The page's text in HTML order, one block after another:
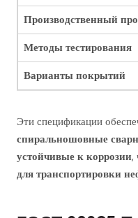
Производственный
Методы тестирования
Варианты покрытий
Эти спецификации
спиральношовные
устойчивые к коррозии,
для транспортировки